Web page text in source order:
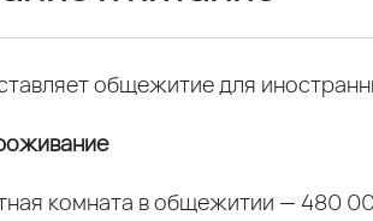
общежитие для
комната в общежитии — 480